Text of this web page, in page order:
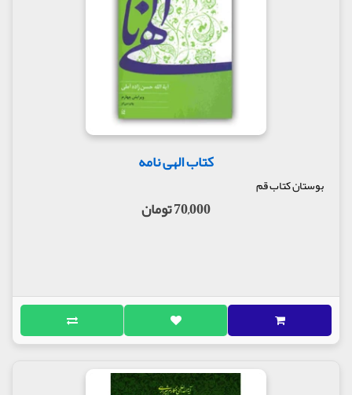
کتاب الهی نامه
بوستان کتاب قم
70,000 تومان